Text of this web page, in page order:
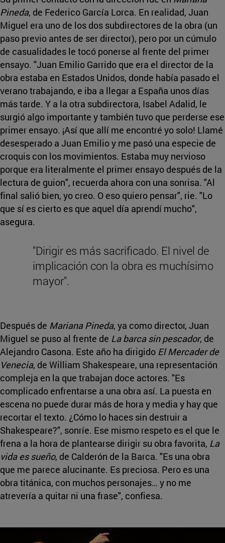
Pineda, de Federico García Lorca. En realidad, Juan
Miguel era uno de los dos subdirectores de la obra (un
paso previo antes de ser director), pero por un cúmulo
de casualidades le tocó ponerse al frente del primer
ensayo. "Juan Emilio Garrido que era el director de la
obra estaba en Estados Unidos, donde había pasado el
verano trabajando, e iba a llegar a España unos días
más tarde. Y a la otra subdirectora, Isabel Adalid, le
surgió algo importante y también tuvo que perderse ese
primer ensayo. ¡Así que allí me encontré yo solo! Llamé
desesperado a Juan Emilio y me pasó una especie de
croquis con los movimientos. Estaba muy nervioso
porque era literalmente el primer ensayo después de la
lectura de guion", recuerda ahora con una sonrisa. "Al
final salió bien, yo creo. O eso quiero pensar", rie. "Lo
que sí es cierto es que aquel día aprendí mucho",
asegura.
"Dirigir es más sacrificado. El nivel de
implicación con la obra es muchísimo
mayor".
Después de Mariana Pineda, ya como director, Juan
Miguel se puso al frente de La barca sin pescador, de
Alejandro Casona. Este año ha dirigido El Mercader de
Venecia, de William Shakespeare, una representación
compleja en la que trabajan doce actores. "Es
complicado enfrentarse a una obra así. La puesta en
escena no puede durar más de hora y media y hay que
recortar el texto. ¿Cómo lo haces sin destruir a
Shakespeare?", sonríe. Ese mismo respeto es el que le
frena a la hora de plantearse dirigir su obra favorita, La
vida es sueño, de Calderón de la Barca. "Es una obra
que me parece alucinante. Es preciosa. Pero es una
obra titánica, con muchos personajes… y no me
atrevería a quitar ni una frase", confiesa.